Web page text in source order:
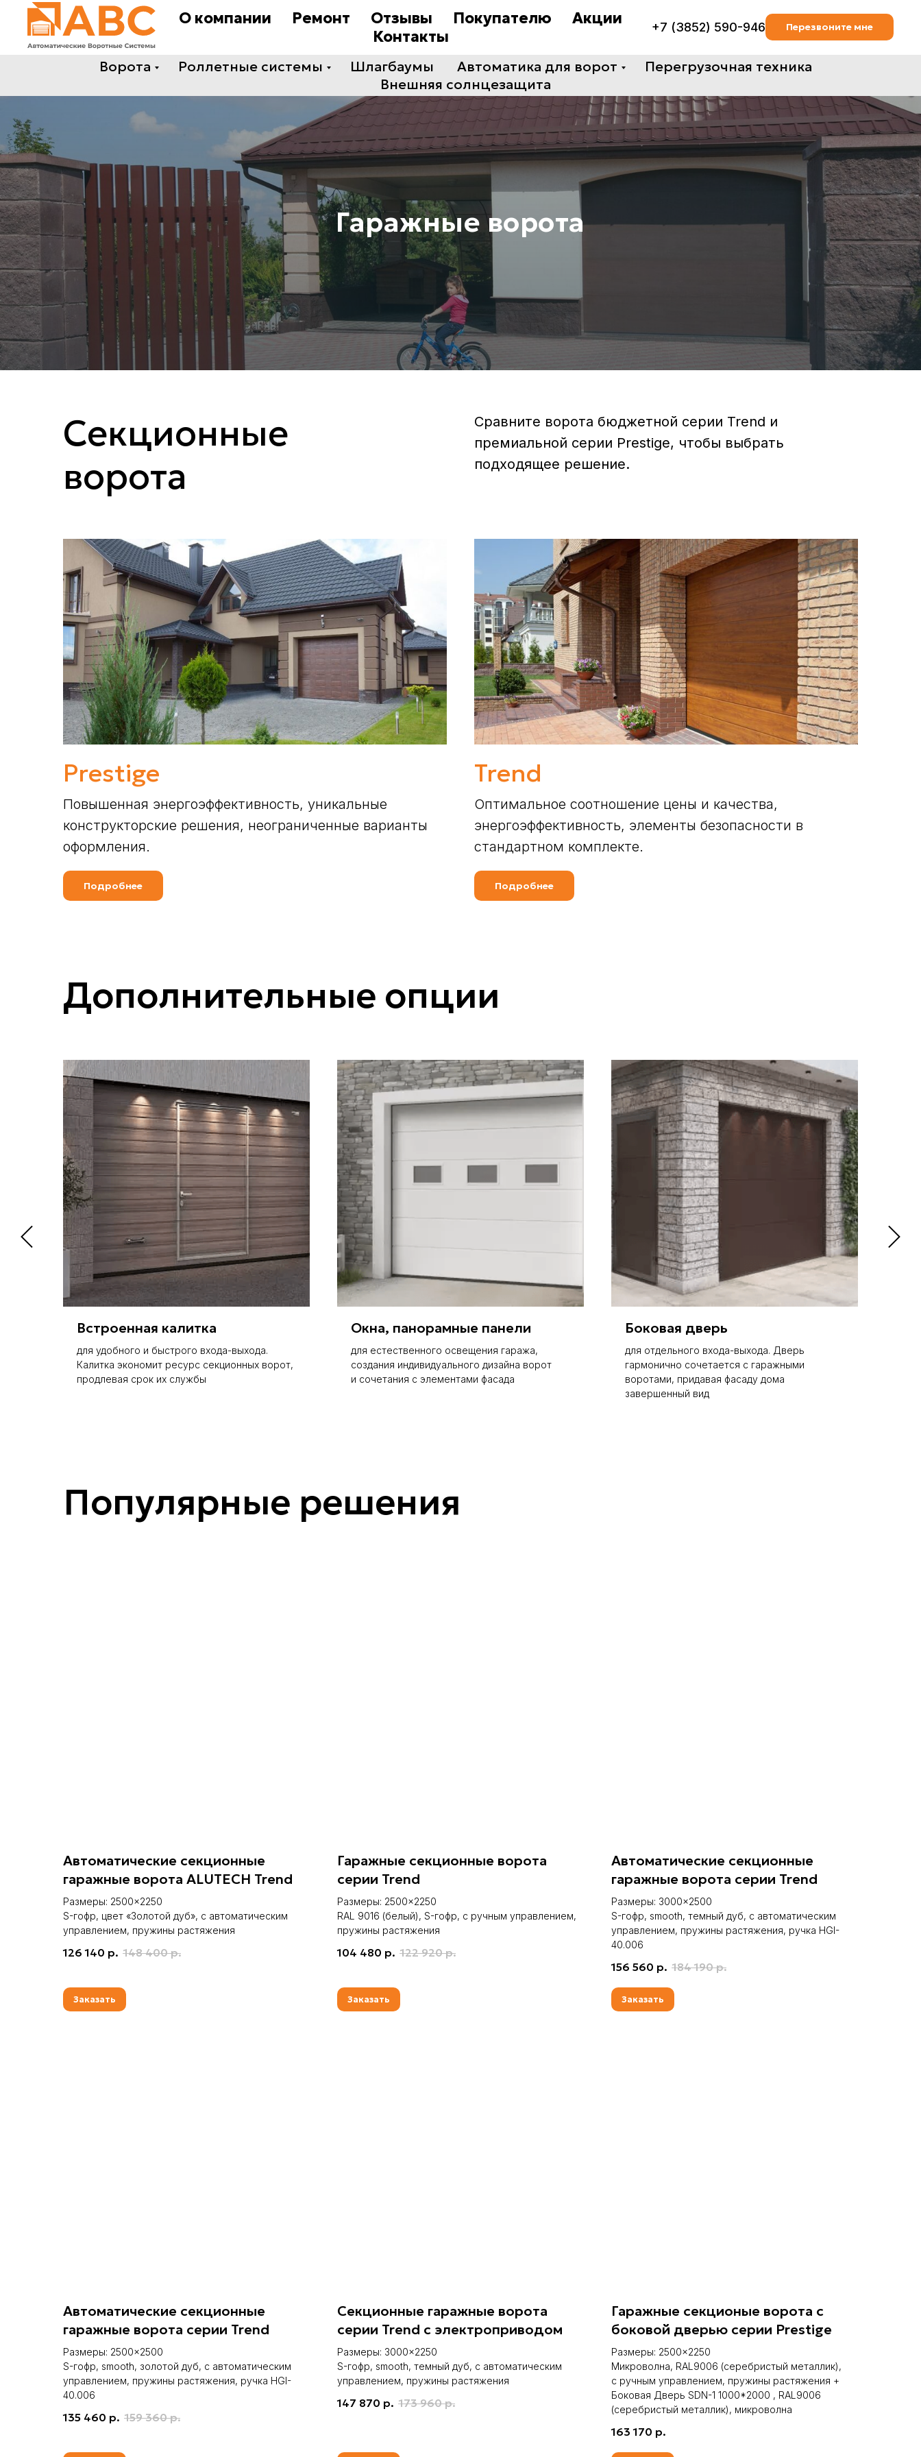
О компании Ремонт Отзывы Покупателю
Акции
Контакты
+7 (3852) 590-946 Перезвоните мне
Ворота Роллетные системы Шлагбаумы Автоматика для ворот
Перегрузочная техника
Внешняя солнцезащита
Гаражные ворота
Секционные
ворота
Сравните ворота бюджетной серии Trend и
премиальной серии Prestige, чтобы выбрать
подходящее решение.
Prestige
Повышенная энергоэффективность, уникальные
конструкторские решения, неограниченные варианты
оформления.
Подробнее
Trend
Оптимальное соотношение цены и качества,
энергоэффективность, элементы безопасности в
стандартном комплекте.
Подробнее
Дополнительные опции
Встроенная калитка
для удобного и быстрого входа-выхода.
Калитка экономит ресурс секционных ворот,
продлевая срок их службы
Окна, панорамные панели
для естественного освещения гаража,
создания индивидуального дизайна ворот
и сочетания с элементами фасада
Боковая дверь
для отдельного входа-выхода. Дверь
гармонично сочетается с гаражными
воротами, придавая фасаду дома
завершенный вид
Популярные решения
Автоматические секционные
гаражные ворота ALUTECH Trend
Размеры: 2500×2250
S-гофр, цвет «Золотой дуб», с автоматическим
управлением, пружины растяжения
126 140 р. 148 400 р.
Заказать
Гаражные секционные ворота
серии Trend
Размеры: 2500×2250
RAL 9016 (белый), S-гофр, с ручным управлением,
пружины растяжения
104 480 р. 122 920 р.
Заказать
Автоматические секционные
гаражные ворота серии Trend
Размеры: 3000×2500
S-гофр, smooth, темный дуб, c автоматическим
управлением, пружины растяжения, ручка HGI-
40.006
156 560 р. 184 190 р.
Заказать
Автоматические секционные
гаражные ворота серии Trend
Размеры: 2500×2500
S-гофр, smooth, золотой дуб, c автоматическим
управлением, пружины растяжения, ручка HGI-
40.006
135 460 р. 159 360 р.
Секционные гаражные ворота
серии Trend с электроприводом
Размеры: 3000×2250
S-гофр, smooth, темный дуб, c автоматическим
управлением, пружины растяжения
147 870 р. 173 960 р.
Гаражные секционые ворота с
боковой дверью серии Prestige
Размеры: 2500×2250
Микроволна, RAL9006 (серебристый металлик),
с ручным управлением, пружины растяжения +
Боковая Дверь SDN-1 1000*2000 , RAL9006
(серебристый металлик), микроволна
163 170 р.